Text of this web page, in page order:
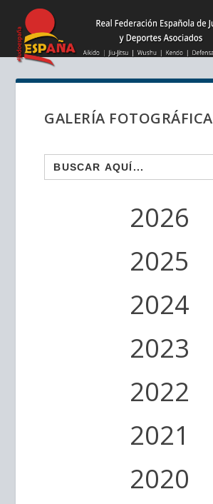
este
sitio
web
GALERÍA FOTOGRÁFICA
Buscar:
2026
2025
2024
2023
2022
2021
2020